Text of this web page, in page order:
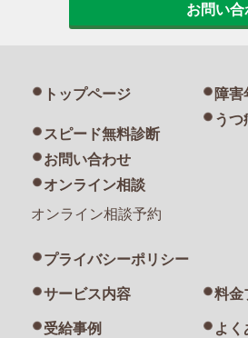
お問い合
トップページ
スピード無料診断
お問い合わせ
オンライン相談
オンライン相談予約
プライバシーポリシー
障害
うつ
サービス内容 料金
受給事例 よく